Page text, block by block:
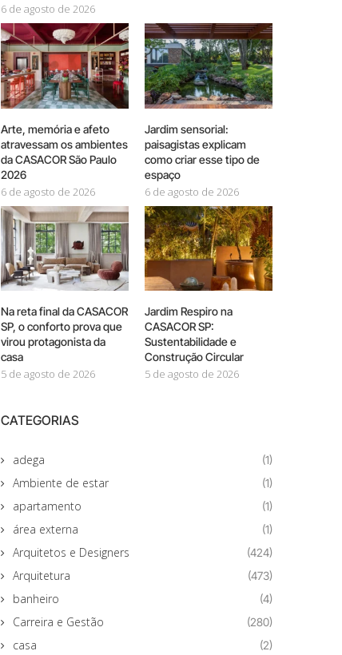
6 de agosto de 2026
Arte, memória e afeto
atravessam os ambientes
da CASACOR São Paulo
2026
6 de agosto de 2026
Jardim sensorial:
paisagistas explicam
como criar esse tipo de
espaço
6 de agosto de 2026
Na reta final da CASACOR
SP, o conforto prova que
virou protagonista da
casa
5 de agosto de 2026
Jardim Respiro na
CASACOR SP:
Sustentabilidade e
Construção Circular
5 de agosto de 2026
CATEGORIAS
adega (1)
Ambiente de estar (1)
apartamento (1)
área externa (1)
Arquitetos e Designers (424)
Arquitetura (473)
banheiro (4)
Carreira e Gestão (280)
casa (2)